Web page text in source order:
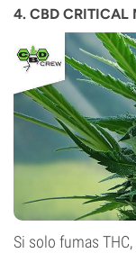
4. CBD CRITICAL
Si solo fumas